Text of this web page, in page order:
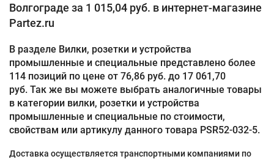
Волгограде за 1 015,04 руб. в интернет-магазине
Partez.ru
В разделе Вилки, розетки и устройства
промышленные и специальные представлено более
114 позиций по цене от 76,86 руб. до 17 061,70
руб. Так же вы можете выбрать аналогичные товары
в категории вилки, розетки и устройства
промышленные и специальные по стоимости,
свойствам или артикулу данного товара PSR52-032-5.
Доставка осуществляется транспортными компаниями по